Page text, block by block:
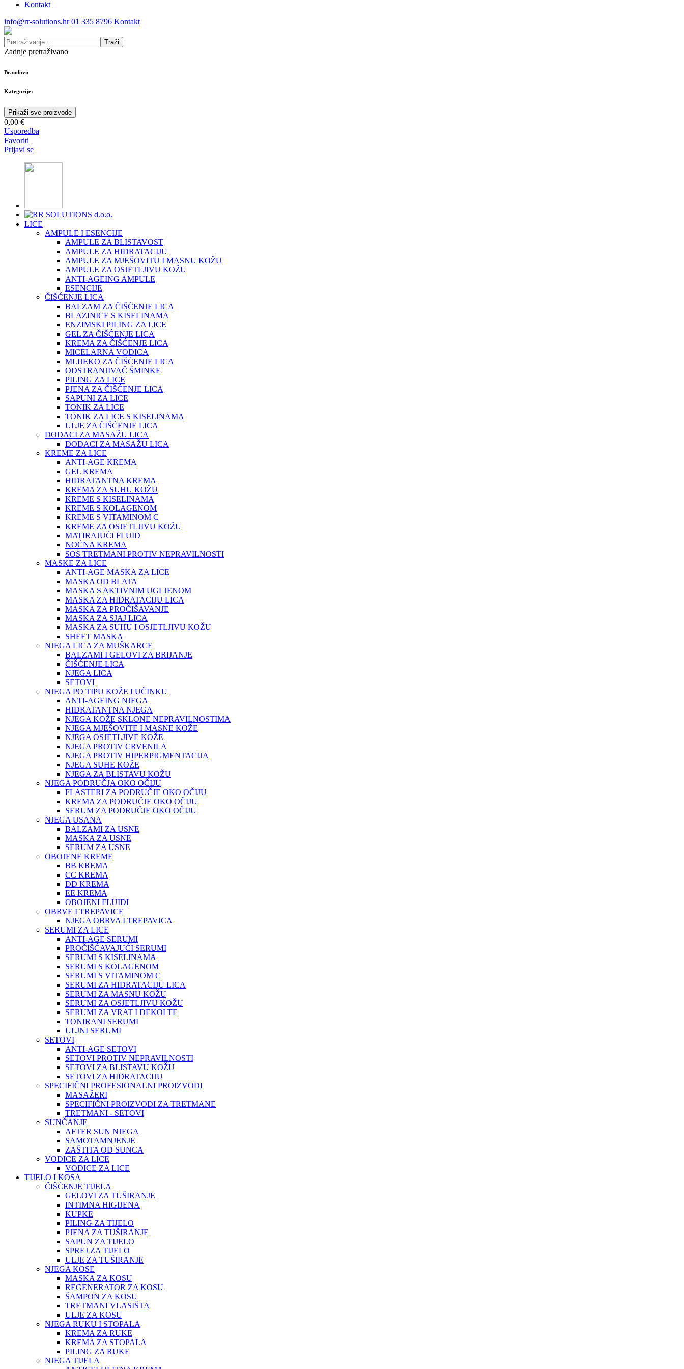
Kontakt
info@rr-solutions.hr 01 335 8796 Kontakt
Traži
Zadnje pretraživano
Brandovi:
Kategorije:
Prikaži sve proizvode
0,00 €
Usporedba
Favoriti
Prijavi se
LICE
AMPULE I ESENCIJE
AMPULE ZA BLISTAVOST
AMPULE ZA HIDRATACIJU
AMPULE ZA MJEŠOVITU I MASNU KOŽU
AMPULE ZA OSJETLJIVU KOŽU
ANTI-AGEING AMPULE
ESENCIJE
ČIŠĆENJE LICA
BALZAM ZA ČIŠĆENJE LICA
BLAZINICE S KISELINAMA
ENZIMSKI PILING ZA LICE
GEL ZA ČIŠĆENJE LICA
KREMA ZA ČIŠĆENJE LICA
MICELARNA VODICA
MLIJEKO ZA ČIŠĆENJE LICA
ODSTRANJIVAČ ŠMINKE
PILING ZA LICE
PJENA ZA ČIŠĆENJE LICA
SAPUNI ZA LICE
TONIK ZA LICE
TONIK ZA LICE S KISELINAMA
ULJE ZA ČIŠĆENJE LICA
DODACI ZA MASAŽU LICA
DODACI ZA MASAŽU LICA
KREME ZA LICE
ANTI-AGE KREMA
GEL KREMA
HIDRATANTNA KREMA
KREMA ZA SUHU KOŽU
KREME S KISELINAMA
KREME S KOLAGENOM
KREME S VITAMINOM C
KREME ZA OSJETLJIVU KOŽU
MATIRAJUĆI FLUID
NOĆNA KREMA
SOS TRETMANI PROTIV NEPRAVILNOSTI
MASKE ZA LICE
ANTI-AGE MASKA ZA LICE
MASKA OD BLATA
MASKA S AKTIVNIM UGLJENOM
MASKA ZA HIDRATACIJU LICA
MASKA ZA PROČIŠAVANJE
MASKA ZA SJAJ LICA
MASKA ZA SUHU I OSJETLJIVU KOŽU
SHEET MASKA
NJEGA LICA ZA MUŠKARCE
BALZAMI I GELOVI ZA BRIJANJE
ČIŠĆENJE LICA
NJEGA LICA
SETOVI
NJEGA PO TIPU KOŽE I UČINKU
ANTI-AGEING NJEGA
HIDRATANTNA NJEGA
NJEGA KOŽE SKLONE NEPRAVILNOSTIMA
NJEGA MJEŠOVITE I MASNE KOŽE
NJEGA OSJETLJIVE KOŽE
NJEGA PROTIV CRVENILA
NJEGA PROTIV HIPERPIGMENTACIJA
NJEGA SUHE KOŽE
NJEGA ZA BLISTAVU KOŽU
NJEGA PODRUČJA OKO OČIJU
FLASTERI ZA PODRUČJE OKO OČIJU
KREMA ZA PODRUČJE OKO OČIJU
SERUM ZA PODRUČJE OKO OČIJU
NJEGA USANA
BALZAMI ZA USNE
MASKA ZA USNE
SERUM ZA USNE
OBOJENE KREME
BB KREMA
CC KREMA
DD KREMA
EE KREMA
OBOJENI FLUIDI
OBRVE I TREPAVICE
NJEGA OBRVA I TREPAVICA
SERUMI ZA LICE
ANTI-AGE SERUMI
PROČIŠĆAVAJUĆI SERUMI
SERUMI S KISELINAMA
SERUMI S KOLAGENOM
SERUMI S VITAMINOM C
SERUMI ZA HIDRATACIJU LICA
SERUMI ZA MASNU KOŽU
SERUMI ZA OSJETLJIVU KOŽU
SERUMI ZA VRAT I DEKOLTE
TONIRANI SERUMI
ULJNI SERUMI
SETOVI
ANTI-AGE SETOVI
SETOVI PROTIV NEPRAVILNOSTI
SETOVI ZA BLISTAVU KOŽU
SETOVI ZA HIDRATACIJU
SPECIFIČNI PROFESIONALNI PROIZVODI
MASAŽERI
SPECIFIČNI PROIZVODI ZA TRETMANE
TRETMANI - SETOVI
SUNČANJE
AFTER SUN NJEGA
SAMOTAMNJENJE
ZAŠTITA OD SUNCA
VODICE ZA LICE
VODICE ZA LICE
TIJELO I KOSA
ČIŠĆENJE TIJELA
GELOVI ZA TUŠIRANJE
INTIMNA HIGIJENA
KUPKE
PILING ZA TIJELO
PJENA ZA TUŠIRANJE
SAPUN ZA TIJELO
SPREJ ZA TIJELO
ULJE ZA TUŠIRANJE
NJEGA KOSE
MASKA ZA KOSU
REGENERATOR ZA KOSU
ŠAMPON ZA KOSU
TRETMANI VLASIŠTA
ULJE ZA KOSU
NJEGA RUKU I STOPALA
KREMA ZA RUKE
KREMA ZA STOPALA
PILING ZA RUKE
NJEGA TIJELA